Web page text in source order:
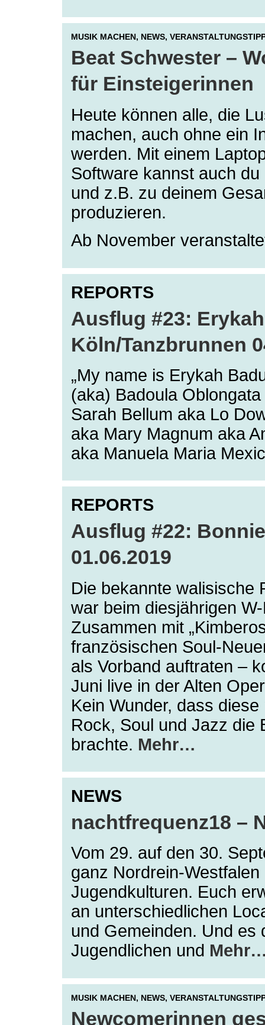
MUSIK MACHEN, NEWS,
Beat Schwester –
für Einsteigerinnen
Heute können alle, die
machen, auch ohne ein
werden. Mit einem
Software kannst auch
und z.B. zu deinem
produzieren.
Ab November
REPORTS
Ausflug #23:
Köln/Tanzbrunnen
„My name is Erykah
(aka) Badoula
Sarah Bellum aka Lo
aka Mary Magnum aka
aka Manuela Maria
REPORTS
Ausflug #22:
01.06.2019
Die bekannte walisische
war beim diesjährigen
Zusammen mit
französischen Soul-
als Vorband auftraten –
Juni live in der Alten
Kein Wunder, dass
Rock, Soul und Jazz die
brachte. Mehr…
NEWS
nachtfrequenz18 –
Vom 29. auf den 30.
ganz Nordrein-
Jugendkulturen. Euch
an unterschiedlichen
und Gemeinden. Und es
Jugendlichen und
MUSIK MACHEN, NEWS,
Newcomerinnen